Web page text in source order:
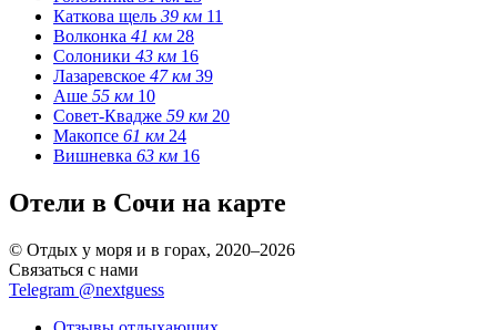
Каткова щель 39 км 11
Волконка 41 км 28
Солоники 43 км 16
Лазаревское 47 км 39
Аше 55 км 10
Совет-Квадже 59 км 20
Макопсе 61 км 24
Вишневка 63 км 16
Отели в Сочи на карте
© Отдых у моря и в горах, 2020–2026
Связаться с нами
Telegram @nextguess